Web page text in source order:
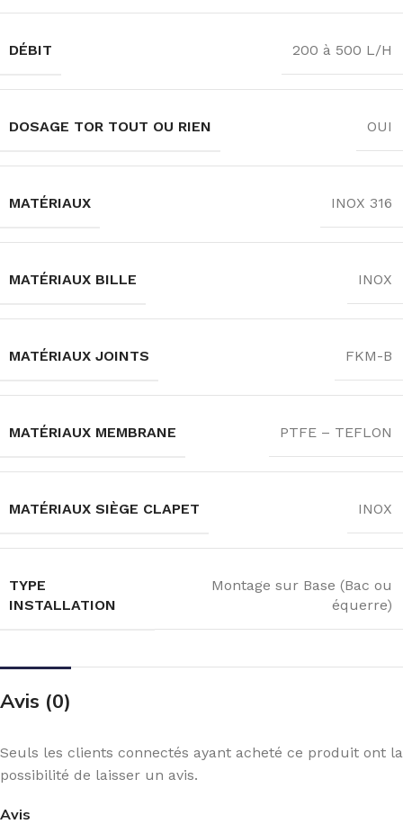
DÉBIT 200 à 500 L/H
DOSAGE TOR TOUT OU RIEN OUI
MATÉRIAUX INOX 316
MATÉRIAUX BILLE INOX
MATÉRIAUX JOINTS FKM-B
MATÉRIAUX MEMBRANE PTFE – TEFLON
MATÉRIAUX SIÈGE CLAPET INOX
TYPE
INSTALLATION
Montage sur Base (Bac ou
équerre)
Avis (0)
Avis
Seuls les clients connectés ayant acheté ce produit ont la
possibilité de laisser un avis.